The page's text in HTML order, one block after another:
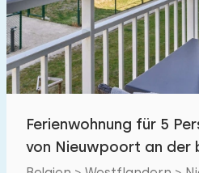
Schwimmbad
Eingezäunter Garten
Haustierfrei
Ladestation Auto
Ferienwohnung für 5
von Nieuwpoort an der